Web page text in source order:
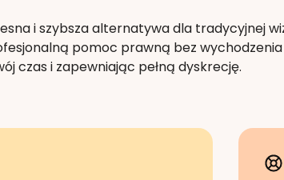
i szybsza alternatywa dla tradycyjnej
pomoc prawną bez wychodzenia
czas i zapewniając pełną dyskrecję.